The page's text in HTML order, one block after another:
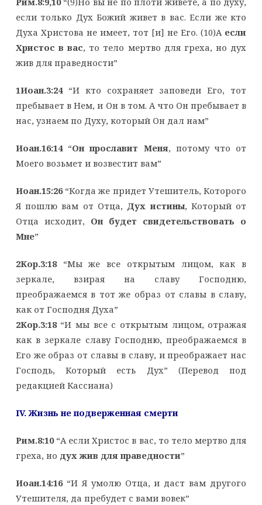
если только Дух Божий живет в вас. Если же кто
Духа Христова не имеет, тот [и] не Его. (10)А если
Христос в вас, то тело мертво для греха, но дух
жив для праведности”
1Иоан.3:24“И кто сохраняет заповеди Его, тот
пребывает в Нем, и Он в том. А что Он пребывает в
нас, узнаем по Духу, который Он дал нам”
Иоан.16:14“Он прославит Меня, потому что от
Моего возьмет и возвестит вам”
Иоан.15:26“Когда же придет Утешитель, Которого
Я пошлю вам от Отца, Дух истины, Который от
Отца исходит, Он будет свидетельствовать о
Мне”
2Кор.3:18“Мы же все открытым лицом, как в
зеркале, взирая на славу Господню,
преображаемся в тот же образ от славы в славу,
как от Господня Духа”
2Кор.3:18“И мы все с открытым лицом, отражая
как в зеркале славу Господню, преображаемся в
Его же образ от славы в славу, и преображает нас
Господь, Который есть Дух” (Перевод под
редакцией Кассиана)
IV. Жизнь не подверженная смерти
Рим.8:10“А если Христос в вас, то тело мертво для
греха, но дух жив для праведности”
Иоан.14:16“И Я умолю Отца, и даст вам другого
Утешителя, да пребудет с вами вовек”